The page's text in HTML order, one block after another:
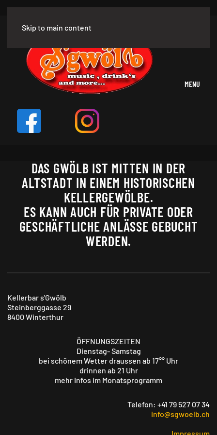
Skip to main content
MENU
DAS GWÖLB IST MITTEN IN DER
ALTSTADT IN EINEM HISTORISCHEN
KELLERGEWÖLBE.
ES KANN AUCH FÜR PRIVATE ODER
GESCHÄFTLICHE ANLÄSSE GEBUCHT
WERDEN.
Kellerbar s'Gwölb
Steinberggasse 29
8400 Winterthur
ÖFFNUNGSZEITEN
Dienstag- Samstag
bei schönem Wetter draussen ab 17°° Uhr
drinnen ab 21 Uhr
mehr Infos im Monatsprogramm
Telefon: +41 79 527 07 34
info@sgwoelb.ch
Impressum